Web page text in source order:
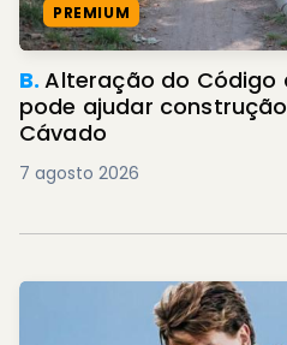
PREMIUM
B.Alteração do Código das Expropriações
pode ajudar
Cávado
7 agosto 2026